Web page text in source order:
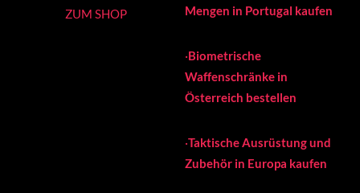
ZUM SHOP
Mengen in Portugal kaufen
·Biometrische
Waffenschränke in
Österreich bestellen
·Taktische Ausrüstung und
Zubehör in Europa kaufen